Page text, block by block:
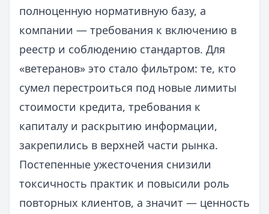
полноценную нормативную базу, а
компании — требования к включению в
реестр и соблюдению стандартов. Для
«ветеранов» это стало фильтром: те, кто
сумел перестроиться под новые лимиты
стоимости кредита, требования к
капиталу и раскрытию информации,
закрепились в верхней части рынка.
Постепенные ужесточения снизили
токсичность практик и повысили роль
повторных клиентов, а значит — ценность